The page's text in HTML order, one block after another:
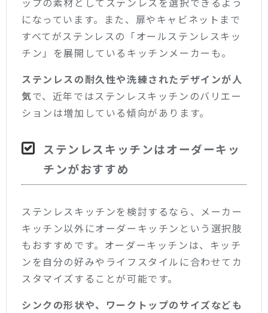
になっています。また、扉やキャビネットまで
すべてがステンレスの「オールステンレスキッ
チン」を展開しているキッチンメーカーも。
ステンレスの耐久性や洗練されたデザインが人
気で、近年ではステンレスキッチンのバリエー
ションは増加している傾向があります。
ステンレスキッチンはオーダーキッ
チンがおすすめ
ステンレスキッチンを検討するなら、メーカー
キッチン以外にオーダーキッチンという選択肢
もおすすめです。オーダーキッチンは、キッチ
ンを自分の好みやライフスタイルに合わせてカ
スタマイズすることが可能です。
シンクの形状や、ワークトップのサイズなども